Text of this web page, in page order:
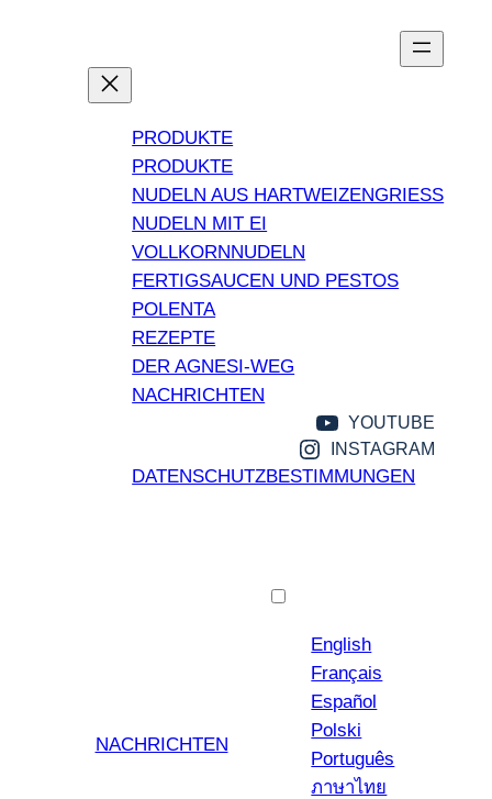
PRODUKTE
PRODUKTE
NUDELN AUS HARTWEIZENGRIESS
NUDELN MIT EI
VOLLKORNNUDELN
FERTIGSAUCEN UND PESTOS
POLENTA
REZEPTE
DER AGNESI-WEG
NACHRICHTEN
YOUTUBE
INSTAGRAM
DATENSCHUTZBESTIMMUNGEN
NACHRICHTEN
English
Français
Español
Polski
Português
ภาษาไทย